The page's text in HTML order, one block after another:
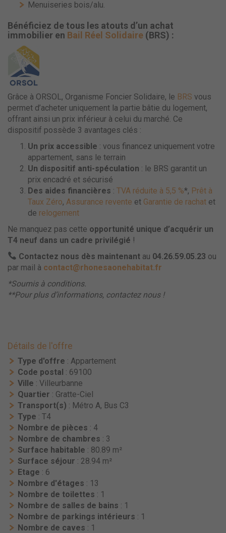
Menuiseries bois/alu.
Bénéficiez de tous les atouts d’un achat
immobilier en Bail Réel Solidaire (BRS) :
Grâce à ORSOL, Organisme Foncier Solidaire, le BRS vous
permet d’acheter uniquement la partie bâtie du logement,
offrant ainsi un prix inférieur à celui du marché. Ce
dispositif possède 3 avantages clés :
Un prix accessible : vous financez uniquement votre
appartement, sans le terrain
Un dispositif anti-spéculation : le BRS garantit un
prix encadré et sécurisé
Des aides financières : TVA réduite à 5,5 %*, Prêt à
Taux Zéro, Assurance revente et Garantie de rachat et
de relogement
Ne manquez pas cette opportunité unique d’acquérir un
T4 neuf dans un cadre privilégié !
Contactez nous dès maintenant au 04.26.59.05.23 ou
par mail à contact@rhonesaonehabitat.fr
*Soumis à conditions.
**Pour plus d’informations, contactez nous !
Détails de l'offre
Type d'offre : Appartement
Code postal : 69100
Ville : Villeurbanne
Quartier : Gratte-Ciel
Transport(s) : Métro A, Bus C3
Type : T4
Nombre de pièces : 4
Nombre de chambres : 3
Surface habitable : 80.89 m²
Surface séjour : 28.94 m²
Etage : 6
Nombre d'étages : 13
Nombre de toilettes : 1
Nombre de salles de bains : 1
Nombre de parkings intérieurs : 1
Nombre de caves : 1